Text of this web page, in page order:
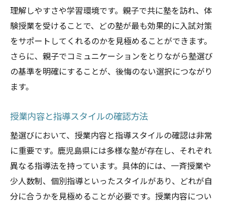
理解しやすさや学習環境です。親子で共に塾を訪れ、体
験授業を受けることで、どの塾が最も効果的に入試対策
をサポートしてくれるのかを見極めることができます。
さらに、親子でコミュニケーションをとりながら塾選び
の基準を明確にすることが、後悔のない選択につながり
ます。
授業内容と指導スタイルの確認方法
塾選びにおいて、授業内容と指導スタイルの確認は非常
に重要です。鹿児島県には多様な塾が存在し、それぞれ
異なる指導法を持っています。具体的には、一斉授業や
少人数制、個別指導といったスタイルがあり、どれが自
分に合うかを見極めることが必要です。授業内容につい